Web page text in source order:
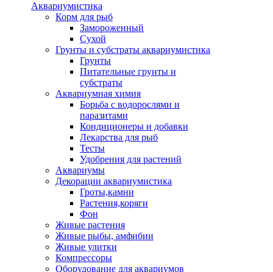
Аквариумистика
Корм для рыб
Замороженный
Сухой
Грунты и субстраты аквариумистика
Грунты
Питательные грунты и
субстраты
Аквариумная химия
Борьба с водорослями и
паразитами
Кондиционеры и добавки
Лекарства для рыб
Тесты
Удобрения для растений
Аквариумы
Декорации аквариумистика
Гроты,камни
Растения,коряги
Фон
Живые растения
Живые рыбы, амфибии
Живые улитки
Компрессоры
Оборудование для аквариумов